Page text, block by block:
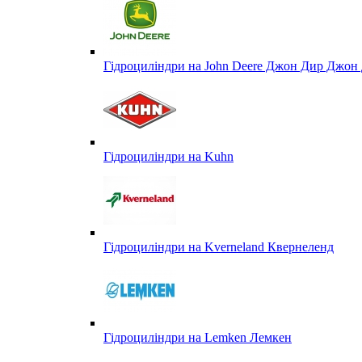
Гідроциліндри на John Deere Джон Дир Джон
Гідроциліндри на Kuhn
Гідроциліндри на Kverneland Квернеленд
Гідроциліндри на Lemken Лемкен